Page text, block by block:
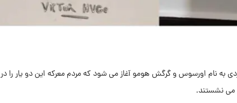
به نام اورسوس و گرگش هومو آغاز می‌ شود که مردم معرکه این دو یار را در
می‌ نشستند.